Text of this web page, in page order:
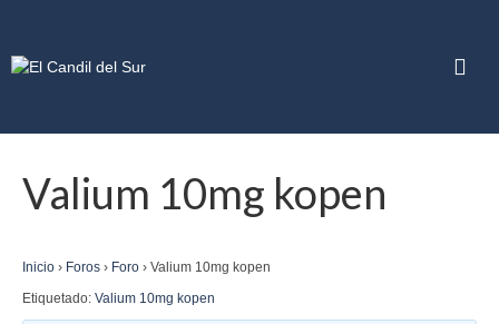
Valium 10mg kopen
Inicio › Foros › Foro › Valium 10mg kopen
Etiquetado: Valium 10mg kopen